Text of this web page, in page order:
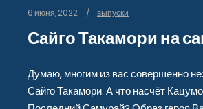
6 июня, 2022 выпуски
Сайго Такамори на
Думаю, многим из вас совершенно
Сайго Такамори. А что насчёт